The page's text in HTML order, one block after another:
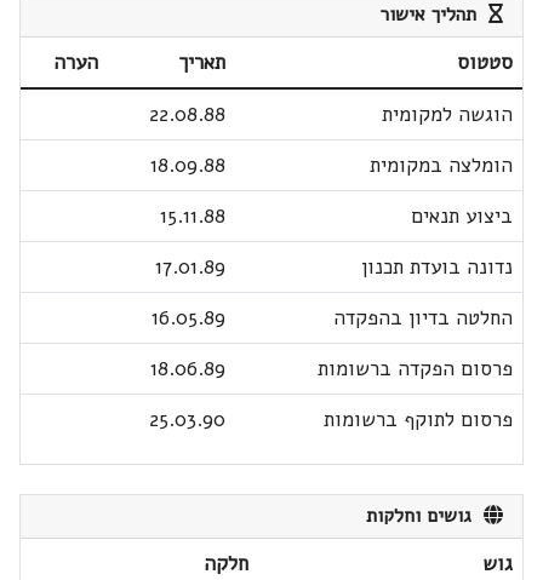
תהליך אישור
סטטוס תאריך
הערה
הוגשה למקומית
22.08.88
הומלצה במקומית
18.09.88
ביצוע תנאים
15.11.88
נדונה בועדת תכנון
17.01.89
החלטה בדיון בהפקדה
16.05.89
פרסום הפקדה ברשומות
18.06.89
פרסום לתוקף ברשומות
25.03.90
גושים וחלקות
גוש
חלקה